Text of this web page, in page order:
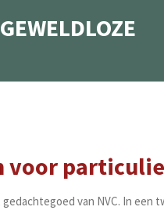
voor
van NVC. In